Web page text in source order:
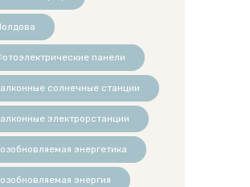
панели
солнечные станции
электрорстанции
энергетика
энергия